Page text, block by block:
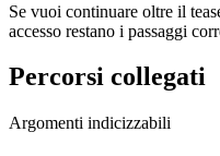
Se vuoi continuare oltre il
accesso restano i passaggi
Percorsi collegati
Argomenti indicizzabili